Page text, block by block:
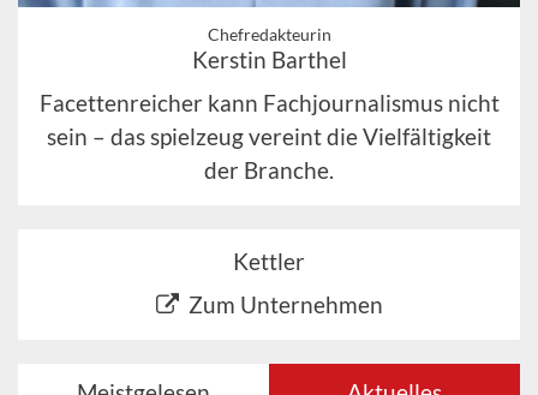
Chefredakteurin
Kerstin Barthel
Facettenreicher kann Fachjournalismus nicht
sein – das spielzeug vereint die Vielfältigkeit
der Branche.
Kettler
Zum Unternehmen